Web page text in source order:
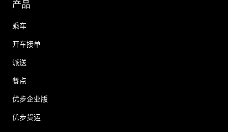
产品
乘车
开车接单
派送
餐点
优步企业版
优步货运